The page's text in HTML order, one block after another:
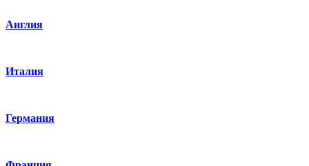
Англия
Италия
Германия